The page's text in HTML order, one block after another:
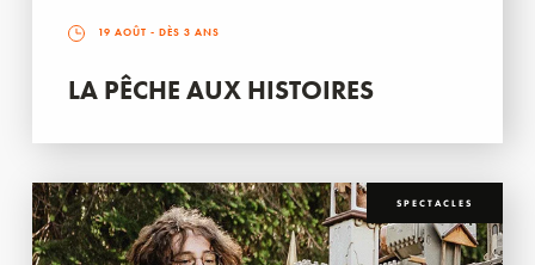
19 AOÛT - DÈS 3 ANS
LA PÊCHE AUX HISTOIRES
SPECTACLES